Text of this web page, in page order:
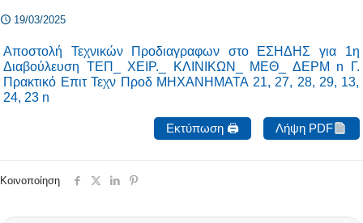
19/03/2025
Αποστολή Τεχνικών Προδιαγραφων στο ΕΣΗΔΗΣ για 1η
Διαβούλευση ΤΕΠ_ ΧΕΙΡ._ ΚΛΙΝΙΚΩΝ_ ΜΕΘ_ ΔΕΡΜ n
Γ.
Πρακτικό Επιτ Τεχν Προδ ΜΗΧΑΝΗΜΑΤΑ 21, 27, 28, 29, 13,
24, 23 n
Εκτύπωση 🖨 Λήψη PDF
Κοινοποίηση